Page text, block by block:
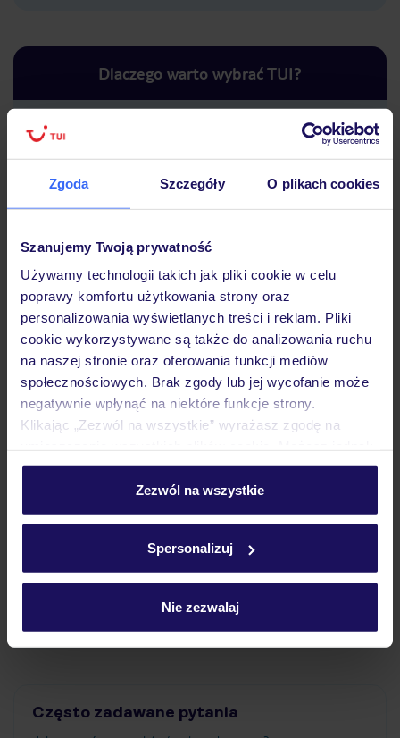
Zgoda Szczegóły O plikach cookies
Szanujemy Twoją prywatność
Używamy technologii takich jak pliki cookie w celu
poprawy komfortu użytkowania strony oraz
personalizowania wyświetlanych treści i reklam. Pliki
cookie wykorzystywane są także do analizowania ruchu
na naszej stronie oraz oferowania funkcji mediów
społecznościowych. Brak zgody lub jej wycofanie może
negatywnie wpłynąć na niektóre funkcje strony.
Klikając „Zezwól na wszystkie” wyrażasz zgodę na
personalizować swój wybór wchodząc w zakładkę
Szczegółowe informacje o plikach cookie znajdziesz
Zezwól na wszystkie
Spersonalizuj
Nie zezwalaj
Dlaczego warto wybrać TUI?
podróży w Polsce
Hotel
Opinie
Pokoje
Atrakcje
Ważne informacje
Często zadawane pytania